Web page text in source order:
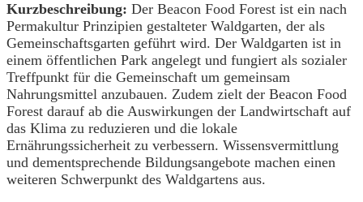
Kurzbeschreibung: Der Beacon Food Forest ist ein nach
Permakultur Prinzipien gestalteter Waldgarten, der als
Gemeinschaftsgarten geführt wird. Der Waldgarten ist in
einem öffentlichen Park angelegt und fungiert als sozialer
Treffpunkt für die Gemeinschaft um gemeinsam
Nahrungsmittel anzubauen. Zudem zielt der Beacon Food
Forest darauf ab die Auswirkungen der Landwirtschaft auf
das Klima zu reduzieren und die lokale
Ernährungssicherheit zu verbessern. Wissensvermittlung
und dementsprechende Bildungsangebote machen einen
weiteren Schwerpunkt des Waldgartens aus.